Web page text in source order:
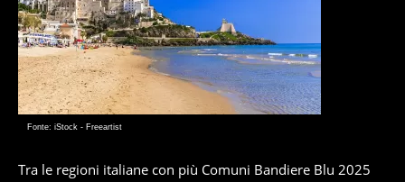
Fonte: iStock - Freeartist
Tra le regioni italiane con più Comuni Bandiere Blu 2025